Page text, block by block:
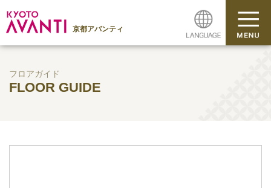
京都アバンティ
フロアガイド
FLOOR GUIDE